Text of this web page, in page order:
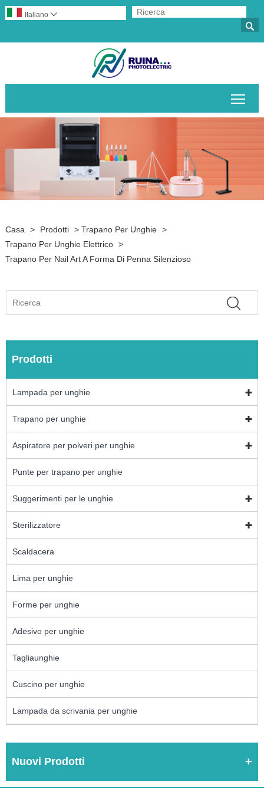

Italiano 
Casa > Prodotti > Trapano Per Unghie >
Trapano Per Unghie Elettrico >
Trapano Per Nail Art A Forma Di Penna Silenzioso
Prodotti
Lampada per unghie
Trapano per unghie
Aspiratore per polveri per unghie
Punte per trapano per unghie
Suggerimenti per le unghie
Sterilizzatore
Scaldacera
Lima per unghie
Forme per unghie
Adesivo per unghie
Tagliaunghie
Cuscino per unghie
Lampada da scrivania per unghie
Nuovi Prodotti